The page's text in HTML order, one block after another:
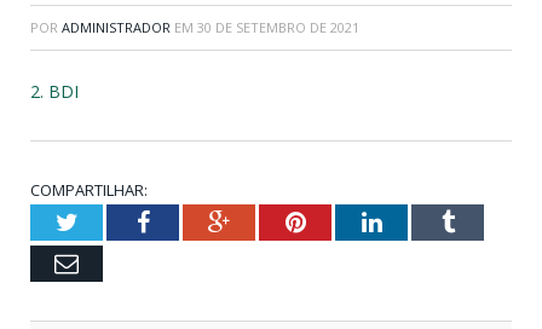
POR ADMINISTRADOR EM 30 DE SETEMBRO DE 2021
2. BDI
COMPARTILHAR:
TwitterFacebookGoogle+PinterestLinkedInTumblr
Email